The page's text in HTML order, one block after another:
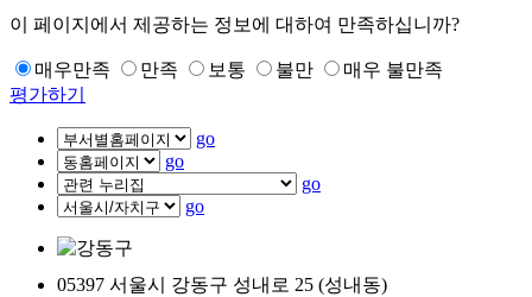
이 페이지에서 제공하는 정보에 대하여 만족하십니까?
매우만족 만족 보통 불만
매우 불만족
평가하기
go
go
go
go
05397 서울시 강동구 성내로 25 (성내동)